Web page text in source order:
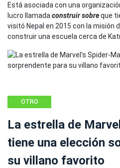
Está asociada con una
lucro llamada construir sobreque
visitó Nepal en 2015 con la misión
construir una escuela cerca de
OTRO
La estrella de
tiene una elección
su villano favorito